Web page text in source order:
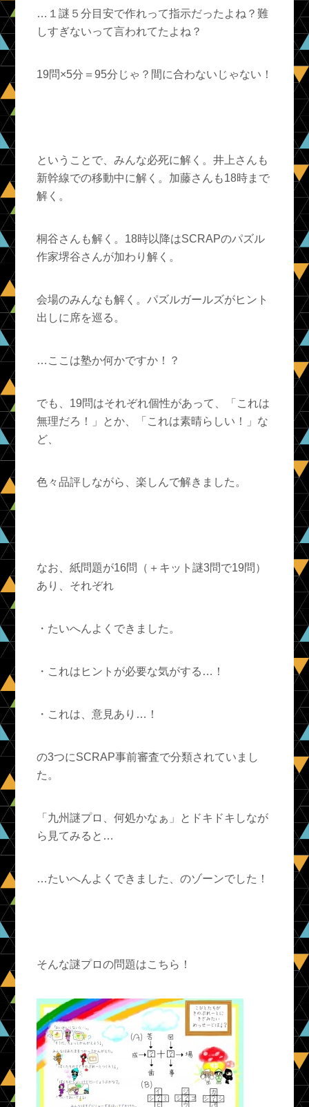
…１謎５分目安で作れって指示だったよね？難
しすぎないって言われてたよね？
19問×5分＝95分じゃ？間に合わないじゃない！
ということで、みんな必死に解く。井上さんも
新幹線での移動中に解く。加藤さんも18時まで
解く。
桐谷さんも解く。18時以降はSCRAPのパズル
作家堺谷さんが加わり解く。
会場のみんなも解く。パズルガールズがヒント
出しに席を巡る。
…ここは塾か何かですか！？
でも、19問はそれぞれ個性があって、「これは
無理だろ！」とか、「これは素晴らしい！」な
ど、
色々品評しながら、楽しんで解きました。
なお、紙問題が16問（＋キット謎3問で19問）
あり、それぞれ
・たいへんよくできました。
・これはヒントが必要な気がする…！
・これは、意見あり…！
の3つにSCRAP事前審査で分類されていまし
た。
「九州謎プロ、何処かなぁ」とドキドキしなが
ら見てみると…
…たいへんよくできました、のゾーンでした！
そんな謎プロの問題はこちら！